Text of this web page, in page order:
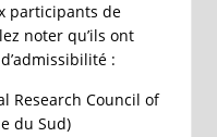
participants de
noter qu’ils ont
:
Research Council of
du Sud)